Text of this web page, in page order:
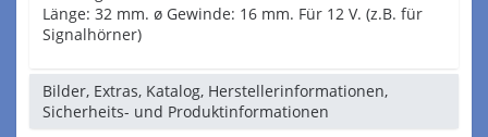
Länge: 32 mm. ø Gewinde: 16 mm. Für 12 V. (z.B. für
Signalhörner)
Bilder, Extras, Katalog, Herstellerinformationen,
Sicherheits- und Produktinformationen